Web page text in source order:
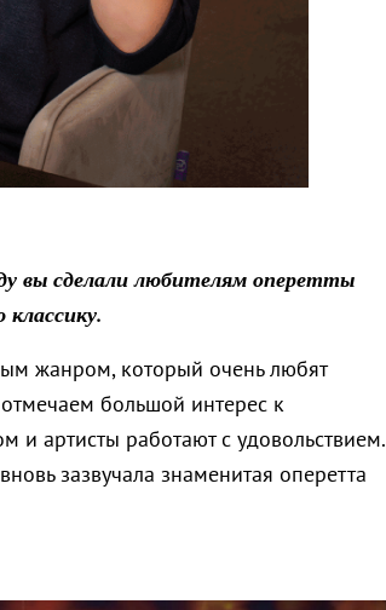
вы сделали любителям оперетты
жанром, который очень любят
большой интерес к
и артисты работают с удовольствием.
зазвучала знаменитая оперетта